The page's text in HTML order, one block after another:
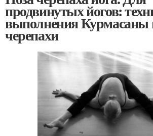
продвинутых йогов:
выполнения Курмасаны
черепахи